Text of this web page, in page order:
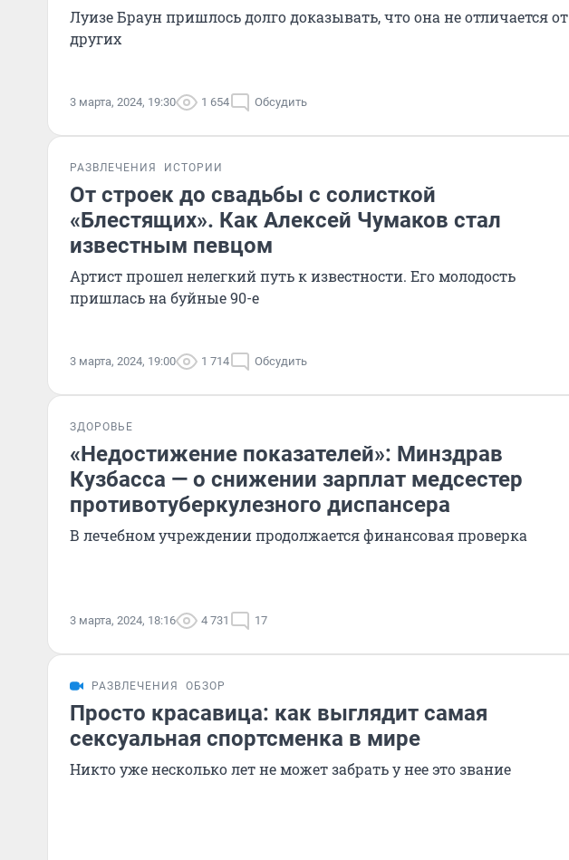
Луизе Браун пришлось долго доказывать, что она не отличается от
других
3 марта, 2024, 19:30 1 654 Обсудить
РАЗВЛЕЧЕНИЯ ИСТОРИИ
От строек до свадьбы с солисткой
«Блестящих». Как Алексей Чумаков стал
известным певцом
Артист прошел нелегкий путь к известности. Его молодость
пришлась на буйные 90-е
3 марта, 2024, 19:00 1 714 Обсудить
ЗДОРОВЬЕ
«Недостижение показателей»: Минздрав
Кузбасса — о снижении зарплат медсестер
противотуберкулезного диспансера
В лечебном учреждении продолжается финансовая проверка
3 марта, 2024, 18:16 4 731 17
РАЗВЛЕЧЕНИЯ ОБЗОР
Просто красавица: как выглядит самая
сексуальная спортсменка в мире
Никто уже несколько лет не может забрать у нее это звание